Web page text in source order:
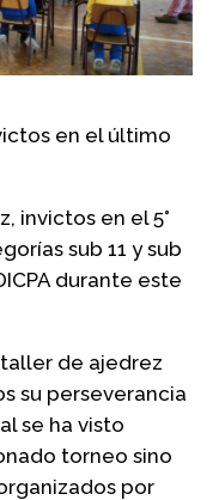
en el último
invictos en el 5°
sub 11 y sub
durante este
de ajedrez
su perseverancia
se ha visto
torneo sino
por